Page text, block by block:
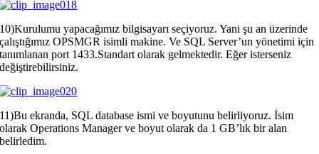
10)Kurulumu yapacağımız bilgisayarı seçiyoruz. Yani şu an üzerinde
çalıştığımız OPSMGR isimli makine. Ve SQL Server’un yönetimi için
tanımlanan port 1433.Standart olarak gelmektedir. Eğer isterseniz
değiştirebilirsiniz.
11)Bu ekranda, SQL database ismi ve boyutunu belirliyoruz. İsim
olarak Operations Manager ve boyut olarak da 1 GB’lık bir alan
belirledim.